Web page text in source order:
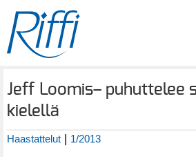
Jeff Loomis– puhuttelee
kielellä
Haastattelut | 1/2013